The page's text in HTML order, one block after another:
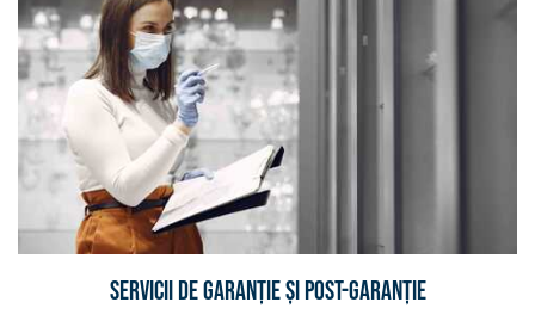
Servicii de garanție și post-garanție